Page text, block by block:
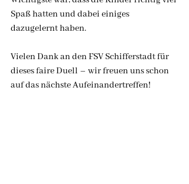
Spaß hatten und dabei einiges
dazugelernt haben.
Vielen Dank an den FSV Schifferstadt für
dieses faire Duell – wir freuen uns schon
auf das nächste Aufeinandertreffen!